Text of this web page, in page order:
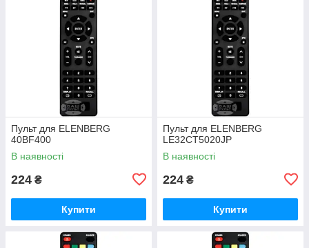
Пульт для ELENBERG
40BF400
В наявності
224 ₴
Купити
Пульт для ELENBERG
LE32CT5020JP
В наявності
224 ₴
Купити